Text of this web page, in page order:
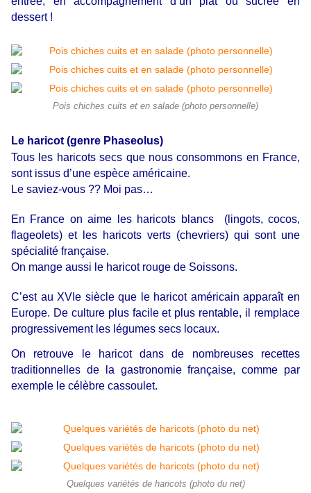
dessert !
Pois chiches cuits et en salade (photo personnelle)
Le haricot (genre Phaseolus)
Tous les haricots secs que nous consommons en France,
sont issus d’une espèce américaine.
Le saviez-vous ?? Moi pas…
En France on aime les haricots blancs (lingots, cocos,
flageolets) et les haricots verts (chevriers) qui sont une
spécialité française.
On mange aussi le haricot rouge de Soissons.
C’est au XVIe siècle que le haricot américain apparaît en
Europe. De culture plus facile et plus rentable, il remplace
progressivement les légumes secs locaux.
On retrouve le haricot dans de nombreuses recettes
traditionnelles de la gastronomie française, comme par
exemple le célèbre cassoulet.
Quelques variétés de haricots (photo du net)